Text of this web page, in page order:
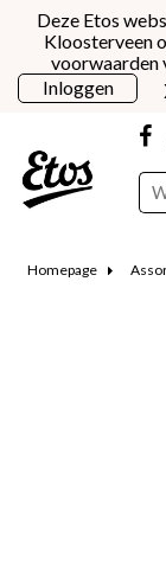
Deze Etos
Kloosterveen
voorwaarden
Inloggen
Homepage